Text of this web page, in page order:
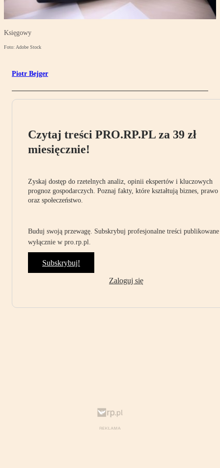
Księgowy
Foto: Adobe Stock
Piotr Bejger
Czytaj treści PRO.RP.PL za 39 zł
miesięcznie!
Zyskaj dostęp do rzetelnych analiz, opinii ekspertów i kluczowych
prognoz gospodarczych. Poznaj fakty, które kształtują biznes, prawo
oraz społeczeństwo.
Buduj swoją przewagę. Subskrybuj profesjonalne treści publikowane
wyłącznie w pro.rp.pl.
Subskrybuj!
Zaloguj się